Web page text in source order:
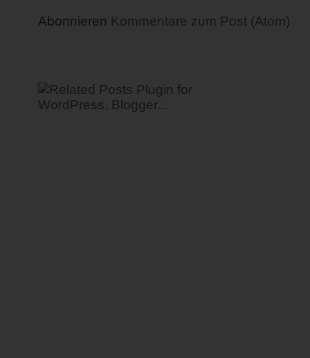
Abonnieren Kommentare zum Post (Atom)